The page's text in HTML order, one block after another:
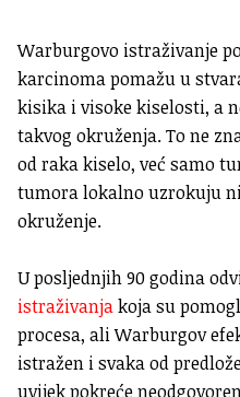
Warburgovo istraživanje
karcinoma pomažu u
kisika i visoke kiselosti, a
takvog okruženja. To ne
od raka kiselo, već samo
tumora lokalno uzrokuju
okruženje.
U posljednjih 90 godina
istraživanjakoja su
procesa, ali Warburgov
istražen i svaka od
uvijek pokreće